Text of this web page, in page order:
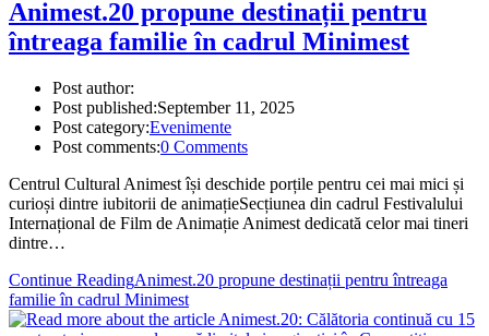
Animest.20 propune destinații pentru
întreaga familie în cadrul Minimest
Post author:
Post published:September 11, 2025
Post category:Evenimente
Post comments:0 Comments
Centrul Cultural Animest își deschide porțile pentru cei mai mici și
curioși dintre iubitorii de animațieSecțiunea din cadrul Festivalului
Internațional de Film de Animație Animest dedicată celor mai tineri
dintre…
Continue ReadingAnimest.20 propune destinații pentru întreaga
familie în cadrul Minimest